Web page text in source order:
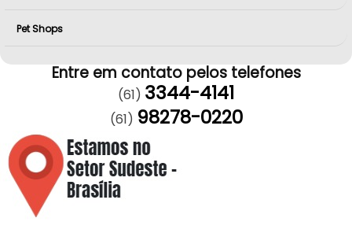
Pet Shops
Entre em contato pelos telefones
(61) 3344-4141
(61) 98278-0220